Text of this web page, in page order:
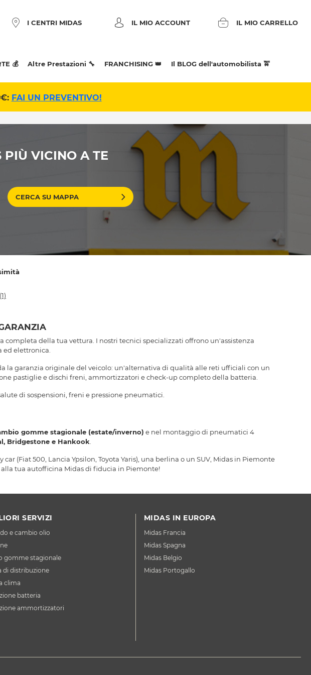
I CENTRI MIDAS IL MIO ACCOUNT IL MIO CARRELLO
💰 Altre Prestazioni 🔧 FRANCHISING 👑 Il BLOG dell'automobilista 🚖
FAI UN PREVENTIVO!
PIÙ VICINO A TE
CERCA SU MAPPA
(1)
completa della tua vettura. I nostri tecnici specializzati offrono un'assistenza
ed elettronica.
la garanzia originale del veicolo: un'alternativa di qualità alle reti ufficiali con un
pastiglie e dischi freni, ammortizzatori e check-up completo della batteria.
di sospensioni, freni e pressione pneumatici.
gomme stagionale (estate/inverno) e nel montaggio di pneumatici 4
Bridgestone e Hankook.
(Fiat 500, Lancia Ypsilon, Toyota Yaris), una berlina o un SUV, Midas in Piemonte
tua autofficina Midas di fiducia in Piemonte!
SERVIZI
e cambio olio
gomme stagionale
di distribuzione
clima
batteria
ammortizzatori
MIDAS IN EUROPA
Midas Francia
Midas Spagna
Midas Belgio
Midas Portogallo